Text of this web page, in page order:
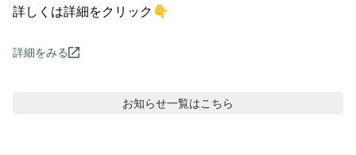
詳しくは詳細をクリック👇
詳細をみる
お知らせ一覧はこちら